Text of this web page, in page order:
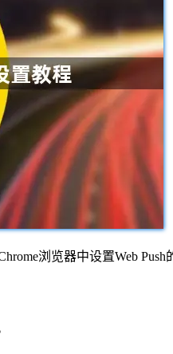
浏览器中设置Web Push